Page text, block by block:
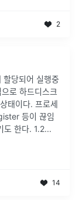
2
당되어 실행중
로 하드디스크
태이다. 프로세
등이 끊임
도 한다. 1.2...
14